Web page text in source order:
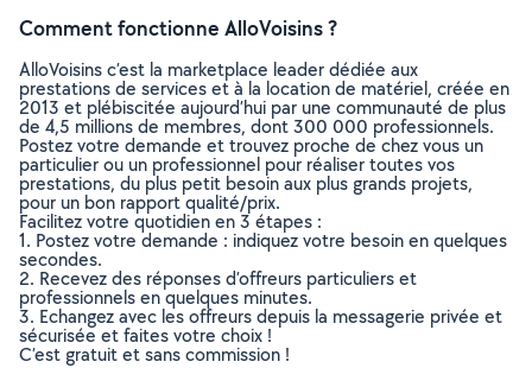
Comment fonctionne AlloVoisins ?
AlloVoisins c’est la marketplace leader dédiée aux
prestations de services et à la location de matériel, créée en
2013 et plébiscitée aujourd’hui par une communauté de plus
de 4,5 millions de membres, dont 300 000 professionnels.
Postez votre demande et trouvez proche de chez vous un
particulier ou un professionnel pour réaliser toutes vos
prestations, du plus petit besoin aux plus grands projets,
pour un bon rapport qualité/prix.
Facilitez votre quotidien en 3 étapes :
1. Postez votre demande : indiquez votre besoin en quelques
secondes.
2. Recevez des réponses d’offreurs particuliers et
professionnels en quelques minutes.
3. Echangez avec les offreurs depuis la messagerie privée et
sécurisée et faites votre choix !
C’est gratuit et sans commission !